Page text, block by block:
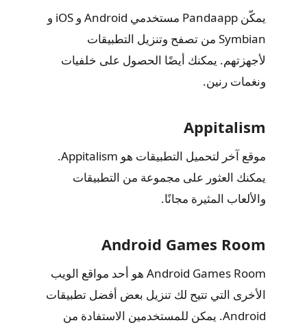
يمكّن Pandaapp مستخدمي Android و iOS و
Symbian من تصفح وتنزيل التطبيقات
لأجهزتهم. يمكنك أيضًا الحصول على خلفيات
ونغمات رنين.
Appitalism
موقع آخر لتحميل التطبيقات هو Appitalism.
يمكنك العثور على مجموعة من التطبيقات
والألعاب المثيرة مجانًا.
Android Games Room
Android Games Room هو أحد مواقع الويب
الأخرى التي تتيح لك تنزيل بعض أفضل تطبيقات
Android. يمكن للمستخدمين الاستفادة من